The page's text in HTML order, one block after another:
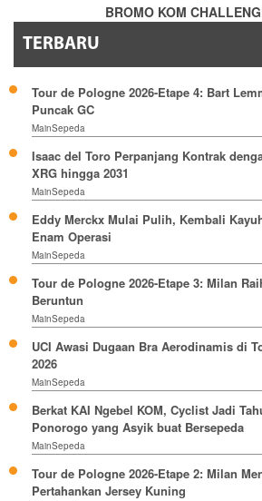
BROMO KOM
TERBARU
Tour de Pologne 2026-Etape 4: Bart
Puncak GC
MainSepeda
Isaac del Toro Perpanjang Kontrak
XRG hingga 2031
MainSepeda
Eddy Merckx Mulai Pulih, Kembali
Enam Operasi
MainSepeda
Tour de Pologne 2026-Etape 3: Milan
Beruntun
MainSepeda
UCI Awasi Dugaan Bra Aerodinamis di
2026
MainSepeda
Berkat KAI Ngebel KOM, Cyclist Jadi
Ponorogo yang Asyik buat Bersepeda
MainSepeda
Tour de Pologne 2026-Etape 2: Milan
Pertahankan Jersey Kuning